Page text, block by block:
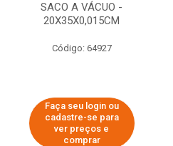
SACO A VÁCUO -
20X35X0,015CM
Código: 64927
Faça seu login ou
cadastre-se para
ver preços e
comprar